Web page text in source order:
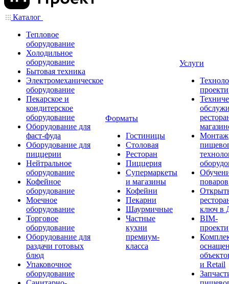
Каталог
Тепловое
оборудование
Холодильное
оборудование
Бытовая техника
Электромеханическое
оборудование
Пекарское и
кондитерское
оборудование
Оборудование для
фаст-фуда
Оборудование для
пиццерии
Нейтральное
оборудование
Кофейное
оборудование
Моечное
оборудование
Торговое
оборудование
Оборудование для
раздачи готовых
блюд
Упаковочное
оборудование
Форматы
Гостиницы
Столовая
Ресторан
Пиццерия
Супермаркеты
и магазины
Кофейни
Пекарни
Шаурмичные
Частные
кухни
премиум-
класса
Услуги
Монтаж
поваров
ключ в
BIM-
и Retail